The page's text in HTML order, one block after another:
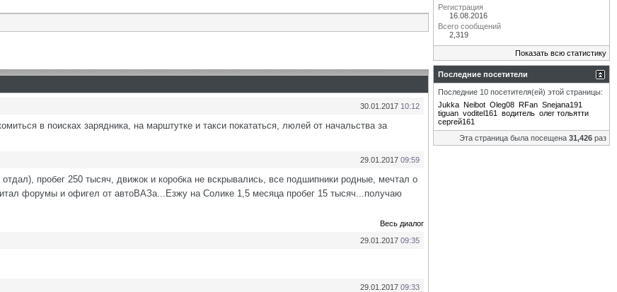
30.01.2017 10:12
в поисках зарядника, на марштутке и такси покататься, люлей от начальства за
29.01.2017 09:59
пробег 250 тысяч, движок и коробка не вскрывались, все подшипники родные, мечтал о
форумы и офигел от автоВАЗа...Езжу на Солике 1,5 месяца пробег 15 тысяч...получаю
Весь диалог
29.01.2017 09:35
29.01.2017 09:33
Регистрация
16.08.2016
Всего сообщений
2,319
Показать всю статистику
Последние посетители
Последние 10 посетителя(ей) этой страницы:
Jukka Neibot Oleg08 RFan Snejana191
tiguan voditel161 водитель олег тольятти
сергей161
Эта страница была посещена 31,426 раз